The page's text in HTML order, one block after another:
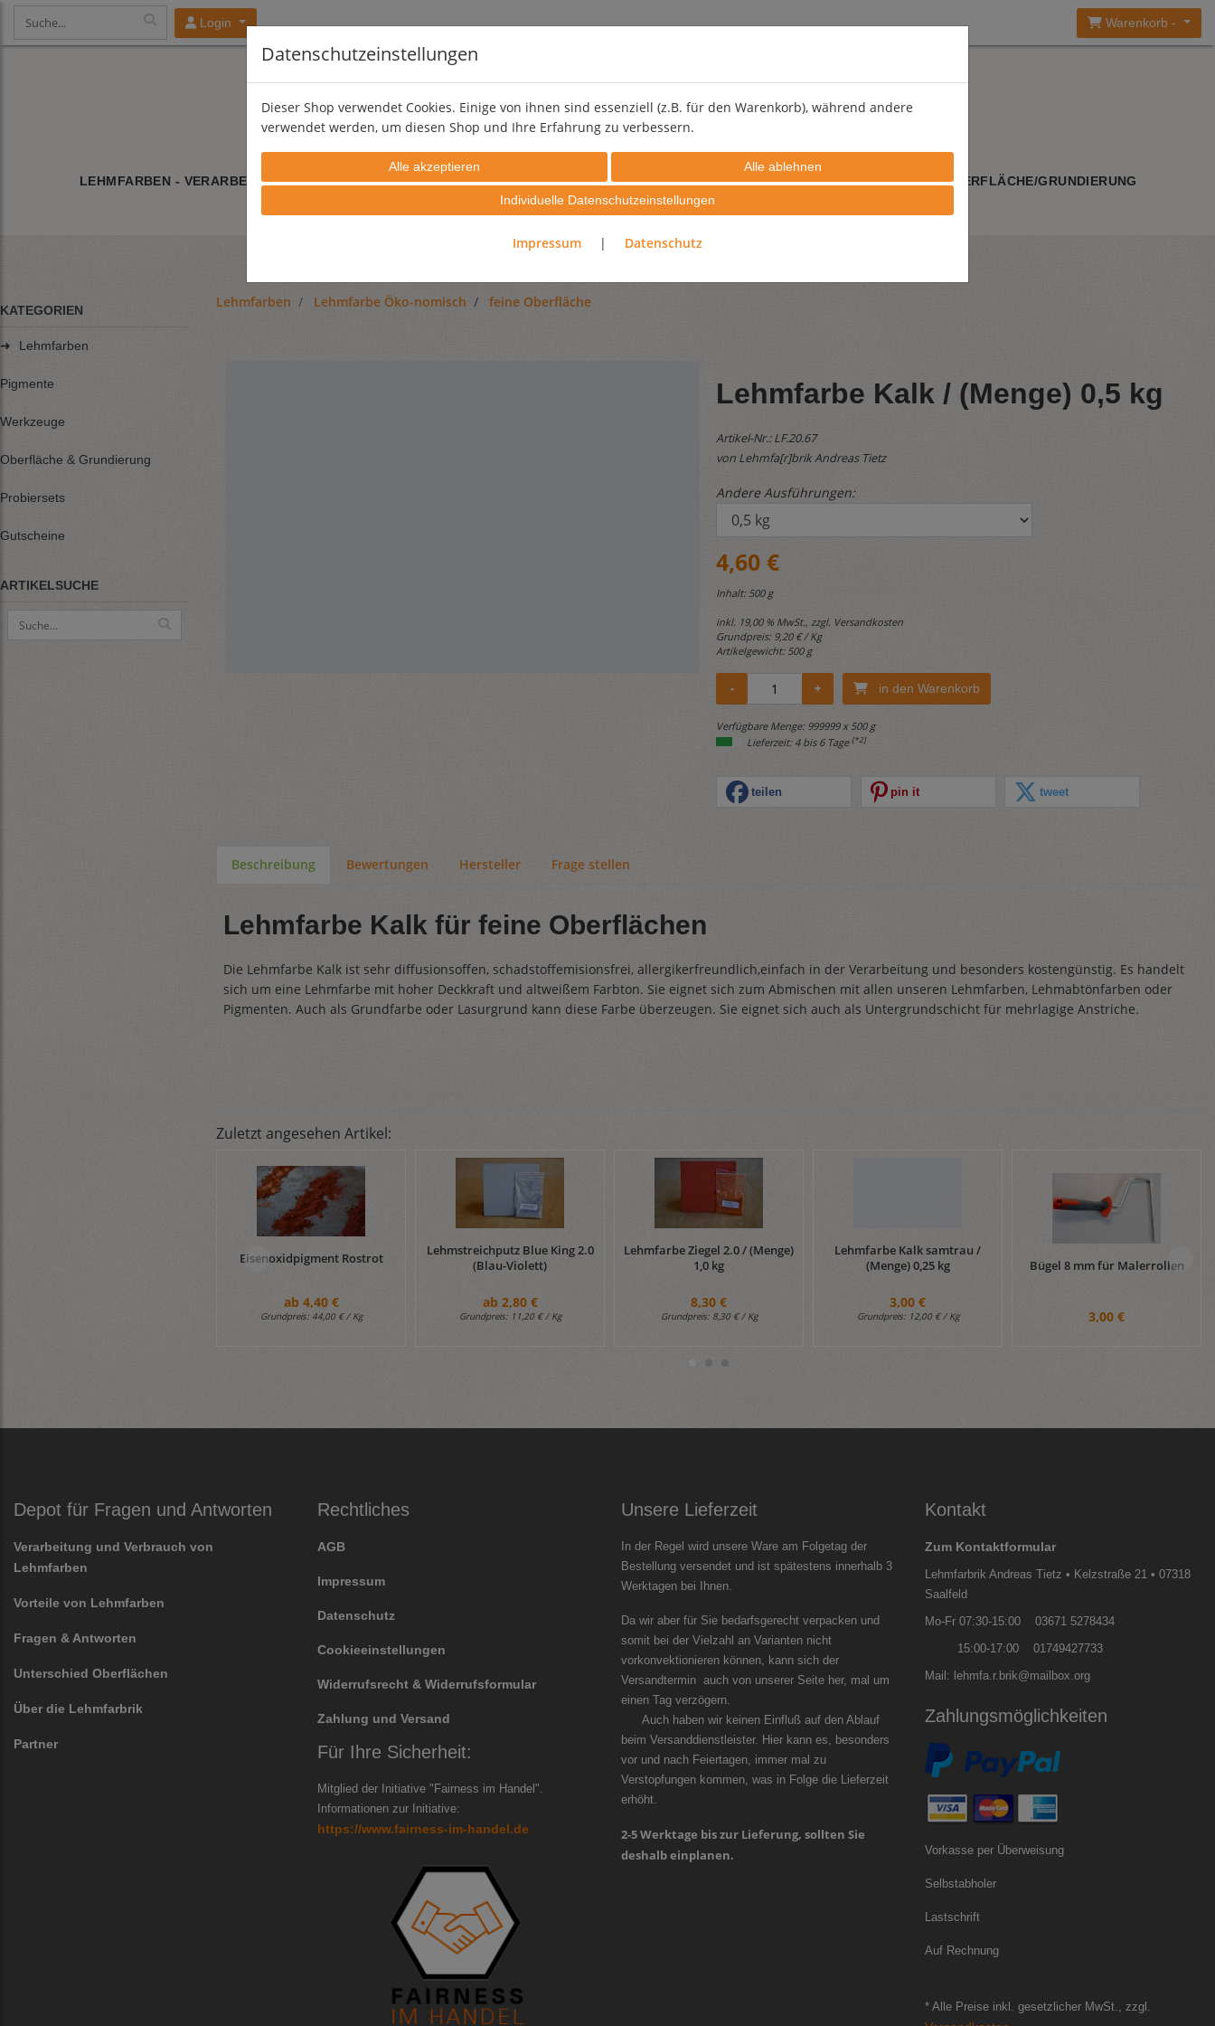
Login Warenkorb -
LEHMFARBEN - VERARBEITUNG LEHMFARBE/LEHMSTREICHPUTZ PIGMENTE EFFEKTZUSCHLÄGE WERKZEUGE OBERFLÄCHE/GRUNDIERUNG
PROBIERSETS GUTSCHEINE
KATEGORIEN
➜ Lehmfarben
Pigmente
Werkzeuge
Oberfläche & Grundierung
Probiersets
Gutscheine
ARTIKELSUCHE
Lehmfarben Lehmfarbe Öko-nomisch feine Oberfläche
Lehmfarbe Kalk / (Menge) 0,5 kg
Artikel-Nr.:LF.20.67
von Lehmfa[r]brik Andreas Tietz
Andere Ausführungen:
4,60 €
Inhalt: 500 g
inkl. 19,00 % MwSt., zzgl. Versandkosten
Grundpreis: 9,20 € / Kg
Artikelgewicht: 500 g
in den Warenkorb
Verfügbare Menge: 999999 x 500 g
Lieferzeit: 4 bis 6 Tage [*2]
teilen pin it tweet
Beschreibung Bewertungen Hersteller Frage stellen
Lehmfarbe Kalk für feine Oberflächen
Die Lehmfarbe Kalk ist sehr diffusionsoffen, schadstoffemisionsfrei, allergikerfreundlich,einfach in der Verarbeitung und besonders kostengünstig. Es handelt
sich um eine Lehmfarbe mit hoher Deckkraft und altweißem Farbton. Sie eignet sich zum Abmischen mit allen unseren Lehmfarben, Lehmabtönfarben oder
Pigmenten. Auch als Grundfarbe oder Lasurgrund kann diese Farbe überzeugen. Sie eignet sich auch als Untergrundschicht für mehrlagige Anstriche.
Zuletzt angesehen Artikel:
Eisenoxidpigment Rostrot
ab 4,40 €
Grundpreis: 44,00 € / Kg
Lehmstreichputz Blue King 2.0
(Blau-Violett)
ab 2,80 €
Grundpreis: 11,20 € / Kg
Lehmfarbe Ziegel 2.0 / (Menge)
1,0 kg
8,30 €
Grundpreis: 8,30 € / Kg
Lehmfarbe Kalk samtrau /
(Menge) 0,25 kg
3,00 €
Grundpreis: 12,00 € / Kg
Bügel 8 mm für Malerrollen
3,00 €
Depot für Fragen und Antworten
Verarbeitung und Verbrauch von
Lehmfarben
Vorteile von Lehmfarben
Fragen & Antworten
Unterschied Oberflächen
Über die Lehmfarbrik
Partner
Rechtliches
AGB
Impressum
Datenschutz
Cookieeinstellungen
Widerrufsrecht & Widerrufsformular
Zahlung und Versand
Für Ihre Sicherheit:
Mitglied der Initiative "Fairness im Handel".
Informationen zur Initiative:
https://www.fairness-im-handel.de
Unsere Lieferzeit
In der Regel wird unsere Ware am Folgetag der
Bestellung versendet und ist spätestens innerhalb 3
Werktagen bei Ihnen.
Da wir aber für Sie bedarfsgerecht verpacken und
somit bei der Vielzahl an Varianten nicht
vorkonvektionieren können, kann sich der
Versandtermin auch von unserer Seite her, mal um
einen Tag verzögern.
Auch haben wir keinen Einfluß auf den Ablauf
beim Versanddienstleister. Hier kann es, besonders
vor und nach Feiertagen, immer mal zu
Verstopfungen kommen, was in Folge die Lieferzeit
erhöht.
2-5 Werktage bis zur Lieferung, sollten Sie
deshalb einplanen.
Kontakt
Zum Kontaktformular
Lehmfarbrik Andreas Tietz • Kelzstraße 21 • 07318
Saalfeld
Mo-Fr 07:30-15:00 03671 5278434
15:00-17:00 01749427733
Mail: lehmfa.r.brik@mailbox.org
Zahlungsmöglichkeiten
Vorkasse per Überweisung
Selbstabholer
Lastschrift
Auf Rechnung
* Alle Preise inkl. gesetzlicher MwSt., zzgl.
Datenschutzeinstellungen
Dieser Shop verwendet Cookies. Einige von ihnen sind essenziell (z.B. für den Warenkorb), während andere
verwendet werden, um diesen Shop und Ihre Erfahrung zu verbessern.
Individuelle Datenschutzeinstellungen
Impressum | Datenschutz